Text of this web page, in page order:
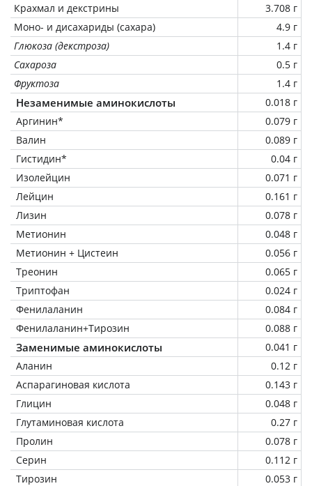
Крахмал и декстрины
3.708 г
Моно- и дисахариды (сахара)
4.9 г
Глюкоза (декстроза)
1.4 г
Сахароза
0.5 г
Фруктоза
1.4 г
Незаменимые аминокислоты
0.018 г
Аргинин*
0.079 г
Валин
0.089 г
Гистидин*
0.04 г
Изолейцин
0.071 г
Лейцин
0.161 г
Лизин
0.078 г
Метионин
0.048 г
Метионин + Цистеин
0.056 г
Треонин
0.065 г
Триптофан
0.024 г
Фенилаланин
0.084 г
Фенилаланин+Тирозин
0.088 г
Заменимые аминокислоты
0.041 г
Аланин
0.12 г
Аспарагиновая кислота
0.143 г
Глицин
0.048 г
Глутаминовая кислота
0.27 г
Пролин
0.078 г
Серин
0.112 г
Тирозин
0.053 г